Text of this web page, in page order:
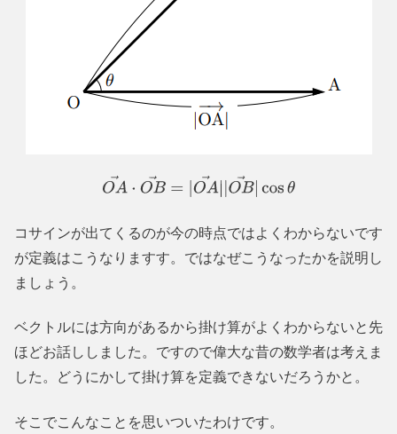
OA→ OB→= OA → | OB→|cosθ
コサインが出てくるのが今の時点ではよくわからないです
が定義はこうなりますす。ではなぜこうなったかを説明し
ましょう。
ベクトルには方向があるから掛け算がよくわからないと先
ほどお話ししました。ですので偉大な昔の数学者は考えま
した。どうにかして掛け算を定義できないだろうかと。
そこでこんなことを思いついたわけです。